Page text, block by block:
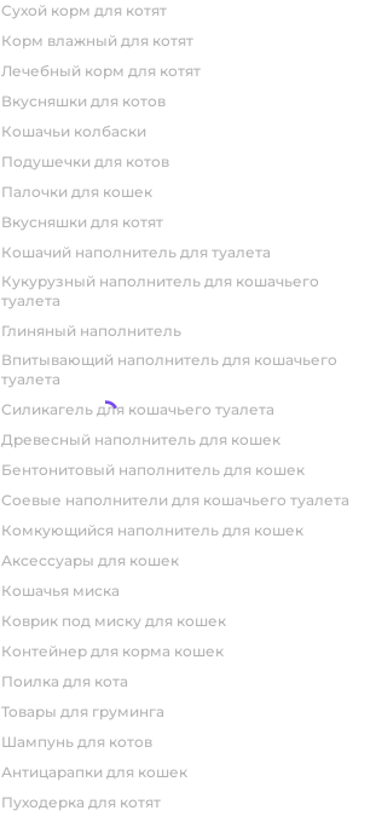
сухой корм для котят
корм влажный для котят
лечебный корм для котят
вкусняшки для котов
кошачьи колбаски
подушечки для котов
палочки для кошек
вкусняшки для котят
кошачий наполнитель для туалета
кукурузный наполнитель для кошачьего
туалета
глиняный наполнитель
впитывающий наполнитель для кошачьего
туалета
силикагель для кошачьего туалета
древесный наполнитель для кошек
бентонитовый наполнитель для кошек
соевые наполнители для кошачьего туалета
комкующийся наполнитель для кошек
аксессуары для кошек
кошачья миска
коврик под миску для кошек
контейнер для корма кошек
поилка для кота
товары для груминга
шампунь для котов
антицарапки для кошек
пуходерка для котят